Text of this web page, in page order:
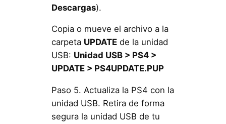
Descargas).
Copia o mueve el archivo a la
carpeta UPDATEde la unidad
USB: Unidad USB > PS4 >
UPDATE > PS4UPDATE.PUP
Paso 5. Actualiza la PS4 con la
unidad USB. Retira de forma
segura la unidad USB de tu